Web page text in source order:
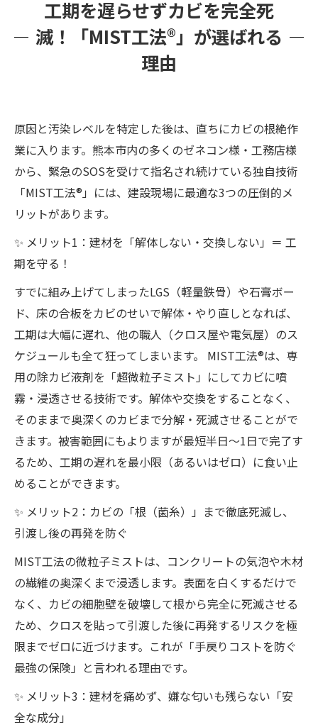
工期を遅らせずカビを完全死
滅！「MIST工法®」が選ばれる
理由
原因と汚染レベルを特定した後は、直ちにカビの根絶作
業に入ります。熊本市内の多くのゼネコン様・工務店様
から、緊急のSOSを受けて指名され続けている独自技術
「MIST工法®」には、建設現場に最適な3つの圧倒的メ
リットがあります。
✨ メリット1：建材を「解体しない・交換しない」＝ 工
期を守る！
すでに組み上げてしまったLGS（軽量鉄骨）や石膏ボー
ド、床の合板をカビのせいで解体・やり直しとなれば、
工期は大幅に遅れ、他の職人（クロス屋や電気屋）のス
ケジュールも全て狂ってしまいます。 MIST工法®は、専
用の除カビ液剤を「超微粒子ミスト」にしてカビに噴
霧・浸透させる技術です。解体や交換をすることなく、
そのままで奥深くのカビまで分解・死滅させることがで
きます。被害範囲にもよりますが最短半日〜1日で完了す
るため、工期の遅れを最小限（あるいはゼロ）に食い止
めることができます。
✨ メリット2：カビの「根（菌糸）」まで徹底死滅し、
引渡し後の再発を防ぐ
MIST工法の微粒子ミストは、コンクリートの気泡や木材
の繊維の奥深くまで浸透します。表面を白くするだけで
なく、カビの細胞壁を破壊して根から完全に死滅させる
ため、クロスを貼って引渡した後に再発するリスクを極
限までゼロに近づけます。これが「手戻りコストを防ぐ
最強の保険」と言われる理由です。
✨ メリット3：建材を痛めず、嫌な匂いも残らない「安
全な成分」